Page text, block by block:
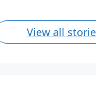
View all